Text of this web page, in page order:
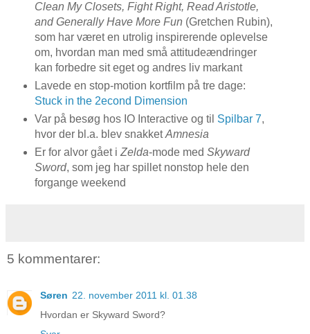
Clean My Closets, Fight Right, Read Aristotle,
and Generally Have More Fun (Gretchen Rubin),
som har været en utrolig inspirerende oplevelse
om, hvordan man med små attitudeændringer
kan forbedre sit eget og andres liv markant
Lavede en stop-motion kortfilm på tre dage:
Stuck in the 2econd Dimension
Var på besøg hos IO Interactive og til Spilbar 7,
hvor der bl.a. blev snakketAmnesia
Er for alvor gået i Zelda-mode med Skyward
Sword, som jeg har spillet nonstop hele den
forgange weekend
5 kommentarer:
Søren 22. november 2011 kl. 01.38
Hvordan er Skyward Sword?